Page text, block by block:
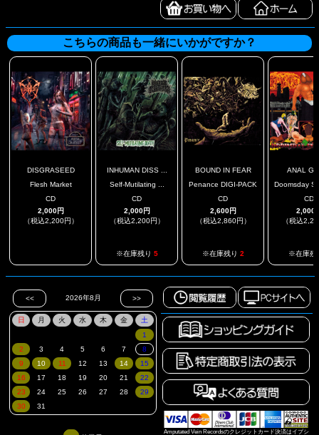
こちらの商品も一緒にいかがですか？
DISGRASEED
Flesh Market
CD
2,000円
（税込2,200円）
INHUMAN DISS ...
Self-Mutilating ...
CD
2,000円
（税込2,200円）
※在庫残り 5
BOUND IN FEAR
Penance DIGI-PACK
CD
2,600円
（税込2,860円）
※在庫残り 2
ANAL
Doomsday
CD
2,000
（税込
※在庫残
Amputated Vein Recordsのクレジットカード決済はイプシ